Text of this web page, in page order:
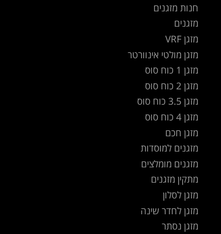
חנות מזגנים
מזגנים
מזגן VRF
מזגן מולטי אינוורטר
מזגן 1 כוח סוס
מזגן 2 כוח סוס
מזגן 3.5 כוח סוס
מזגן 4 כוח סוס
מזגן חכם
מזגנים למוסדות
מזגנים מומלצים
מתקין מזגנים
מזגן לסלון
מזגן לחדר שינה
מזגן נסתר